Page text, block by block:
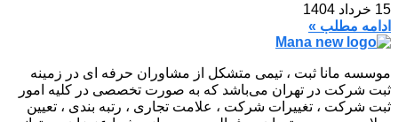
15 خرداد 1404
ادامه مطلب »
موسسه مانا ثبت ، تیمی متشکل از مشاوران حرفه ای در زمینه
ثبت شرکت در تهران می‌باشد که به صورت تخصصی در کلیه امور
ثبت شرکت ، تغییرات شرکت ، علامت تجاری ، رتبه بندی ، تعیین